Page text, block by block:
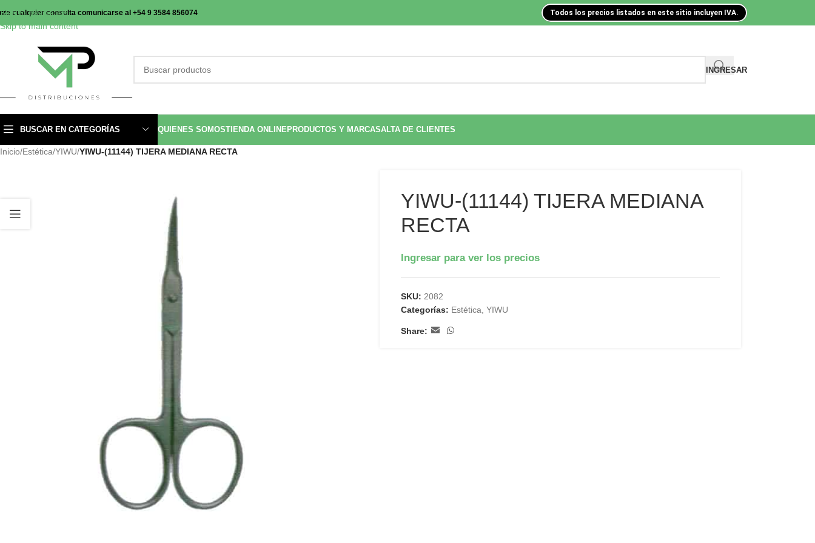
Skip to navigation
Skip to main content
cualquier consulta comunicarse al +54 9 3584 856074 Todos los precios listados en este sitio incluyen IVA.
INGRESAR
BUSCAR EN CATEGORÍAS QUIENES SOMOSTIENDA ONLINEPRODUCTOS Y MARCASALTA DE CLIENTES
Inicio/Estética/YIWU/YIWU-(11144) TIJERA MEDIANA RECTA
YIWU-(11144) TIJERA MEDIANA
RECTA
Ingresar para ver los precios
SKU: 2082
Categorías: Estética YIWU
Share: